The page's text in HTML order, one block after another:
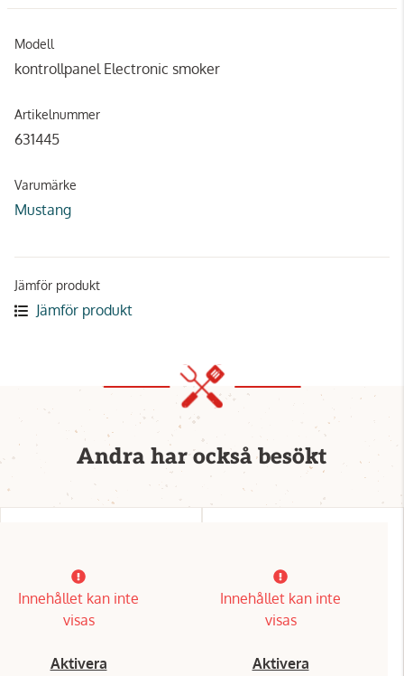
Modell
kontrollpanel Electronic smoker
Artikelnummer
631445
Varumärke
Mustang
Jämför produkt
Jämför produkt
Andra har också besökt
Innehållet kan inte
visas
Aktivera
Innehållet kan inte
visas
Aktivera